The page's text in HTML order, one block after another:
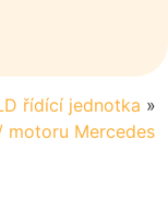
řídící jednotka »
motoru Mercedes